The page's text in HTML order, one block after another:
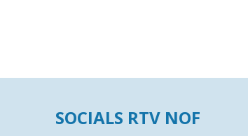
SOCIALS RTV NOF